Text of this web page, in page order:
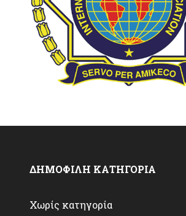
ΔΗΜΟΦΙΛΗ ΚΑΤΗΓΟΡΙΑ
Χωρίς κατηγορία